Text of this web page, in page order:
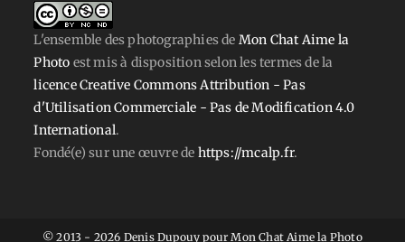
L'ensemble des photographiesde Mon Chat Aime la
Photo est mis à disposition selon les termes de la
licence Creative Commons Attribution - Pas
d'Utilisation Commerciale - Pas de Modification 4.0
International.
Fondé(e) sur une œuvre de https://mcalp.fr.
© 2013 - 2026 Denis Dupouy pour Mon Chat Aime la Photo